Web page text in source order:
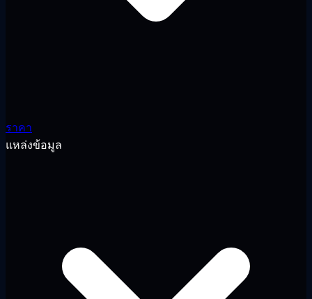
ราคา
แหล่งข้อมูล